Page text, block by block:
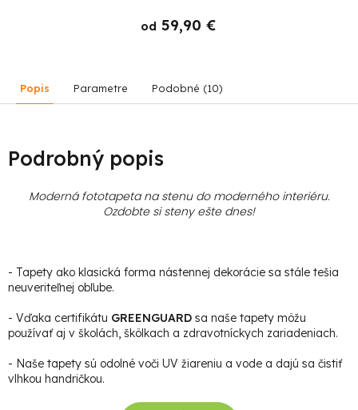
od 59,90 €
Popis Parametre Podobné (10)
Podrobný popis
Moderná fototapeta na stenu do moderného interiéru.
Ozdobte si steny ešte dnes!
- Tapety ako klasická forma nástennej dekorácie sa stále tešia
neuveriteľnej obľube.
- Vďaka certifikátu GREENGUARD sa naše tapety môžu
používať aj v školách, škôlkach a zdravotníckych zariadeniach.
- Naše tapety sú odolné voči UV žiareniu a vode a dajú sa čistiť
vlhkou handričkou.